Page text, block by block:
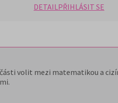
DETAILPŘIHLÁSIT SE
volit mezi matematikou a